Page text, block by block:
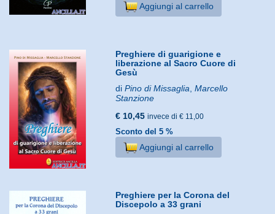
Aggiungi al carrello
Preghiere di guarigione e
liberazione al Sacro Cuore di
Gesù
diPino di Missaglia ,Marcello
Stanzione
€ 10,45 invece di € 11,00
Sconto del 5 %
Aggiungi al carrello
Preghiere per la Corona del
Discepolo a 33 grani